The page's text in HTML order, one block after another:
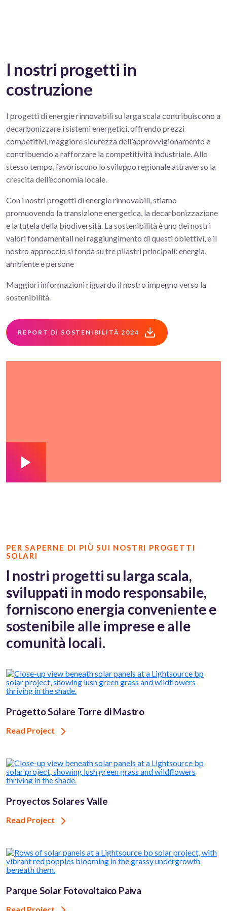
I nostri progetti in
costruzione
I progetti di energie rinnovabili su larga scala contribuiscono a
decarbonizzare i sistemi energetici, offrendo prezzi
competitivi, maggiore sicurezza dell’approvvigionamento e
contribuendo a rafforzare la competitività industriale. Allo
stesso tempo, favoriscono lo sviluppo regionale attraverso la
crescita dell’economia locale.
Con i nostri progetti di energie rinnovabili, stiamo
promuovendo la transizione energetica, la decarbonizzazione
e la tutela della biodiversità. La sostenibilità è uno dei nostri
valori fondamentali nel raggiungimento di questi obiettivi, e il
nostro approccio si fonda su tre pilastri principali: energia,
ambiente e persone
Maggiori informazioni riguardo il nostro impegno verso la
sostenibilità.
REPORT DI SOSTENIBILITÀ 2024
PER SAPERNE DI PIÙ SUI NOSTRI PROGETTI
SOLARI
I nostri progetti su larga scala,
sviluppati in modo responsabile,
forniscono energia conveniente e
sostenibile alle imprese e alle
comunità locali.
Progetto Solare Torre di Mastro
Read Project
Proyectos Solares Valle
Read Project
Parque Solar Fotovoltaico Paiva
Read Project